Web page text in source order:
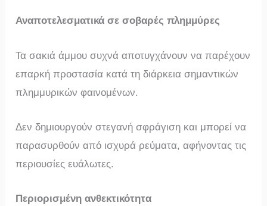
Αναποτελεσματικά σε σοβαρές πλημμύρες
Τα σακιά άμμου συχνά αποτυγχάνουν να παρέχουν
επαρκή προστασία κατά τη διάρκεια σημαντικών
πλημμυρικών φαινομένων.
Δεν δημιουργούν στεγανή σφράγιση και μπορεί να
παρασυρθούν από ισχυρά ρεύματα, αφήνοντας τις
περιουσίες ευάλωτες.
Περιορισμένη ανθεκτικότητα